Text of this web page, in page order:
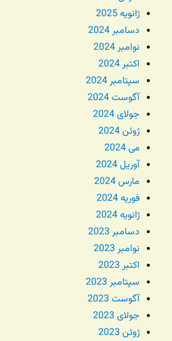
ژانویه 2025
دسامبر 2024
نوامبر 2024
اکتبر 2024
سپتامبر 2024
آگوست 2024
جولای 2024
ژوئن 2024
می 2024
آوریل 2024
مارس 2024
فوریه 2024
ژانویه 2024
دسامبر 2023
نوامبر 2023
اکتبر 2023
سپتامبر 2023
آگوست 2023
جولای 2023
ژوئن 2023